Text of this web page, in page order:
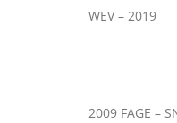
WEV – 2019
2009 FAGE –